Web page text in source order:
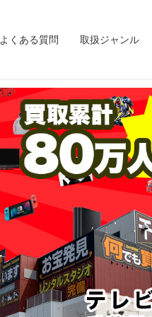
よくある質問 取扱ジャンル